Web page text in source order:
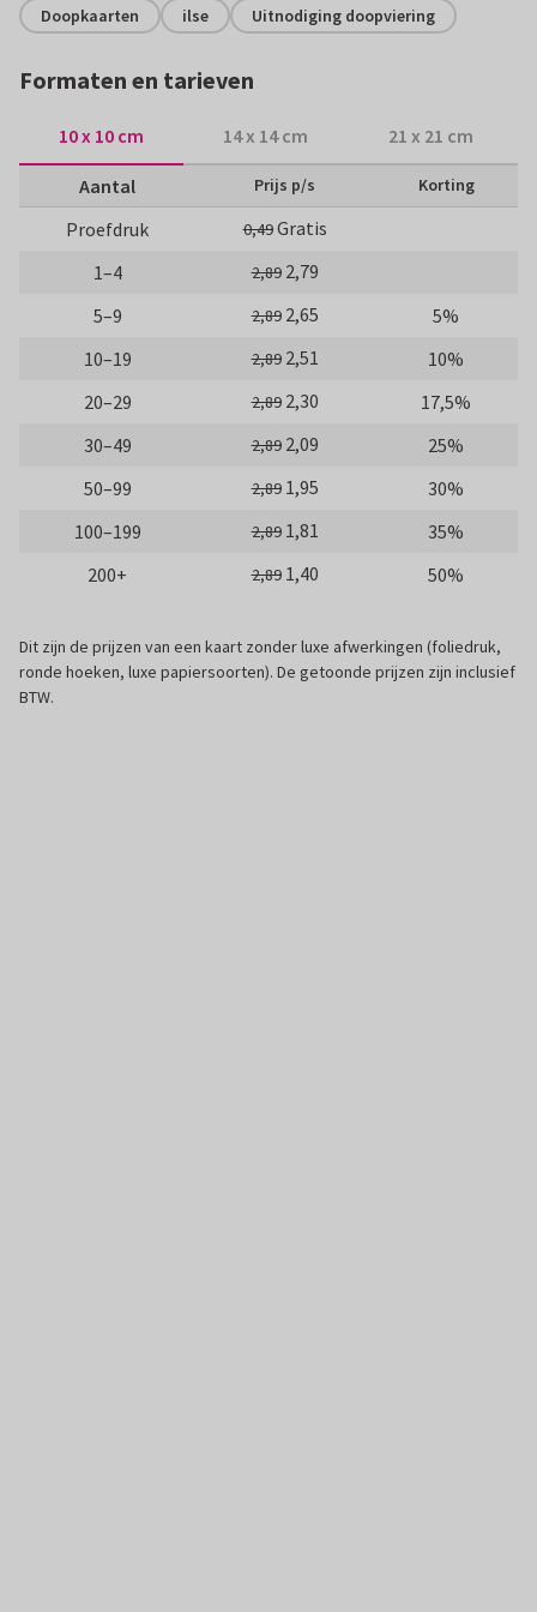
Doopkaarten ilse Uitnodiging doopviering
Formaten en tarieven
10 x 10 cm 14 x 14 cm 21 x 21 cm
Aantal Prijs p/s Korting
Proefdruk 0,49Gratis
1–4
2,89 2,79
5–9
2,89 2,65
5%
10–19
2,89 2,51
10%
20–29
2,89 2,30
17,5%
30–49
2,89 2,09
25%
50–99
2,89 1,95
30%
100–199
2,89 1,81
35%
200+
2,89 1,40 50%
Dit zijn de prijzen van een kaart zonder luxe afwerkingen (foliedruk,
ronde hoeken, luxe papiersoorten). De getoonde prijzen zijn inclusief
BTW.